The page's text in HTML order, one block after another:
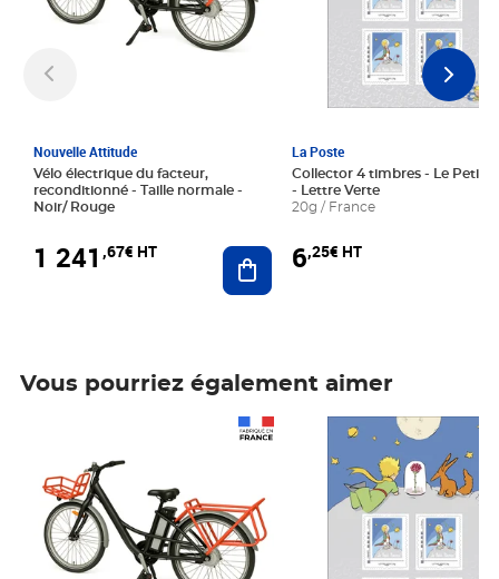
Nouvelle Attitude
Vélo électrique du facteur,
reconditionné - Taille normale -
Noir/ Rouge
1 241 ,67€ HT Ajouter au panier
La Poste
Collector 4 timbres - Le Petit
- Lettre Verte
20g / France
6,25€ HT
Vous pourriez également aimer
Prix 6,25€ HT